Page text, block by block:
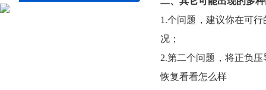
1.个问题，建议你在
况；
2.第二个问题，将正
恢复看看怎么样